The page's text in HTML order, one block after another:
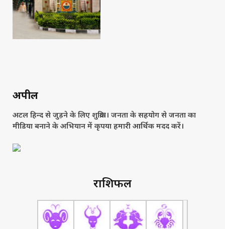
अपील
अटल हिन्द से जुड़ने के लिए शुक्रिया। जनता के सहयोग से जनता का
मीडिया बनाने के अभियान में कृपया हमारी आर्थिक मदद करें।
राशिफल